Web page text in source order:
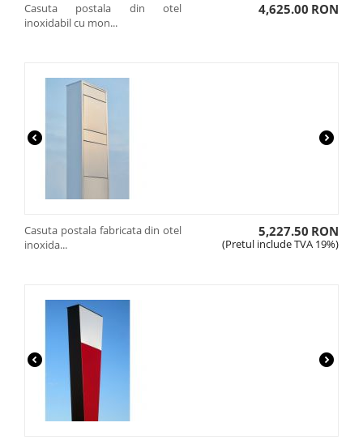
Casuta postala din otel
inoxidabil cu mon...
4,625.00 RON
Casuta postala fabricata din otel
inoxida...
5,227.50 RON
(Pretul include TVA 19%)